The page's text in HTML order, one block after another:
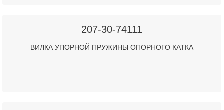
207-30-74111
ВИЛКА УПОРНОЙ ПРУЖИНЫ ОПОРНОГО КАТКА